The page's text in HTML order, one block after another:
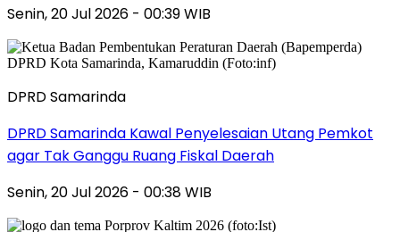
Senin, 20 Jul 2026 - 00:39 WIB
DPRD Samarinda
DPRD Samarinda Kawal Penyelesaian Utang Pemkot
agar Tak Ganggu Ruang Fiskal Daerah
Senin, 20 Jul 2026 - 00:38 WIB